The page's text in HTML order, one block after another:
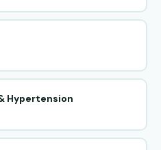
Hypertension